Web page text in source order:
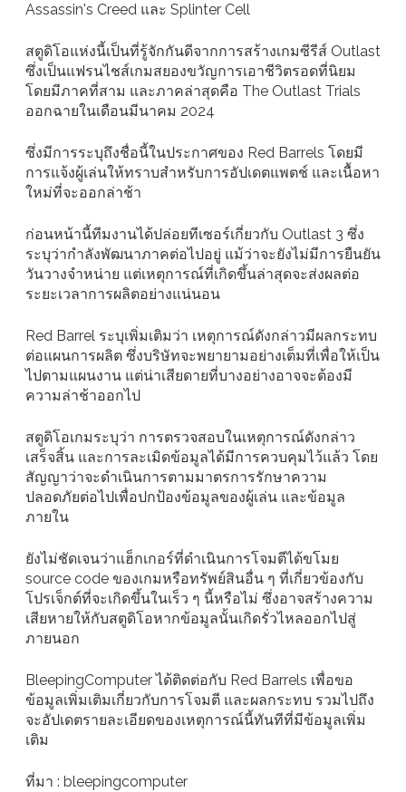
Assassin's Creed และ Splinter Cell
สตูดิโอแห่งนี้เป็นที่รู้จักกันดีจากการสร้างเกมซีรีส์ Outlast
ซึ่งเป็นแฟรนไชส์เกมสยองขวัญการเอาชีวิตรอดที่นิยม
โดยมีภาคที่สาม และภาคล่าสุดคือ The Outlast Trials
ออกฉายในเดือนมีนาคม 2024
ซึ่งมีการระบุถึงชื่อนี้ในประกาศของ Red Barrels โดยมี
การแจ้งผู้เล่นให้ทราบสำหรับการอัปเดตแพตช์ และเนื้อหา
ใหม่ที่จะออกล่าช้า
ก่อนหน้านี้ทีมงานได้ปล่อยทีเซอร์เกี่ยวกับ Outlast 3 ซึ่ง
ระบุว่ากำลังพัฒนาภาคต่อไปอยู่ แม้ว่าจะยังไม่มีการยืนยัน
วันวางจำหน่าย แต่เหตุการณ์ที่เกิดขึ้นล่าสุดจะส่งผลต่อ
ระยะเวลาการผลิตอย่างแน่นอน
Red Barrel ระบุเพิ่มเติมว่า เหตุการณ์ดังกล่าวมีผลกระทบ
ต่อแผนการผลิต ซึ่งบริษัทจะพยายามอย่างเต็มที่เพื่อให้เป็น
ไปตามแผนงาน แต่น่าเสียดายที่บางอย่างอาจจะต้องมี
ความล่าช้าออกไป
สตูดิโอเกมระบุว่า การตรวจสอบในเหตุการณ์ดังกล่าว
เสร็จสิ้น และการละเมิดข้อมูลได้มีการควบคุมไว้แล้ว โดย
สัญญาว่าจะดำเนินการตามมาตรการรักษาความ
ปลอดภัยต่อไปเพื่อปกป้องข้อมูลของผู้เล่น และข้อมูล
ภายใน
ยังไม่ชัดเจนว่าแฮ็กเกอร์ที่ดำเนินการโจมตีได้ขโมย
source code ของเกมหรือทรัพย์สินอื่น ๆ ที่เกี่ยวข้องกับ
โปรเจ็กต์ที่จะเกิดขึ้นในเร็ว ๆ นี้หรือไม่ ซึ่งอาจสร้างความ
เสียหายให้กับสตูดิโอหากข้อมูลนั้นเกิดรั่วไหลออกไปสู่
ภายนอก
BleepingComputer ได้ติดต่อกับ Red Barrels เพื่อขอ
ข้อมูลเพิ่มเติมเกี่ยวกับการโจมตี และผลกระทบ รวมไปถึง
จะอัปเดตรายละเอียดของเหตุการณ์นี้ทันทีที่มีข้อมูลเพิ่ม
เติม
ที่มา : bleepingcomputer